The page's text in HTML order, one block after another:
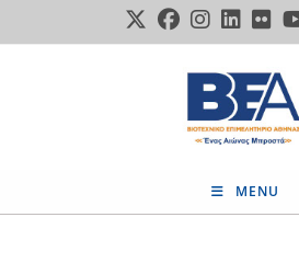
to
MENU